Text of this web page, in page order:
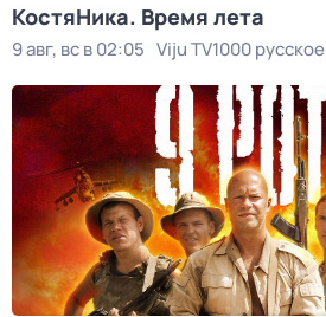
КостяНика. Время лета
9 авг, вс в 02:05 Viju TV1000 русское